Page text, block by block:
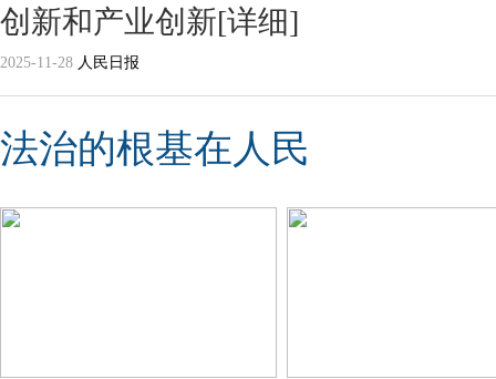
创新和产业创新[详细]
2025-11-28 人民日报
法治的根基在人民